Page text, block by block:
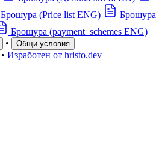
Брошура (Price list ENG)
Брошура
Брошура (payment_schemes ENG)
• Общи условия
• Изработен от hristo.dev